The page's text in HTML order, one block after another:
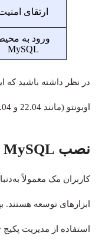
ارتقای
ورود به
MySQL
در نظر داشته باشید که
اوبونتو (مانند 22.04 و 24.04) تدوین شده است.
نصب MySQL در مک (macOS)
کاربران مک معمولاً